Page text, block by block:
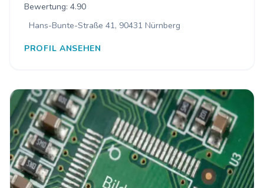
Bewertung: 4.90
Hans-Bunte-Straße 41, 90431 Nürnberg
PROFIL ANSEHEN